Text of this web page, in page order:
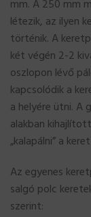
mm. A 250 mm
létezik, az ilyen
történik. A
két végén 2-2
oszlopon lévő
kapcsolódik a
a helyére ütni. A
alakban
„kalapálni” a
Az egyenes
salgó polc
szerint: